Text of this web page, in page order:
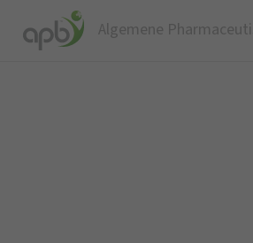
Algemene